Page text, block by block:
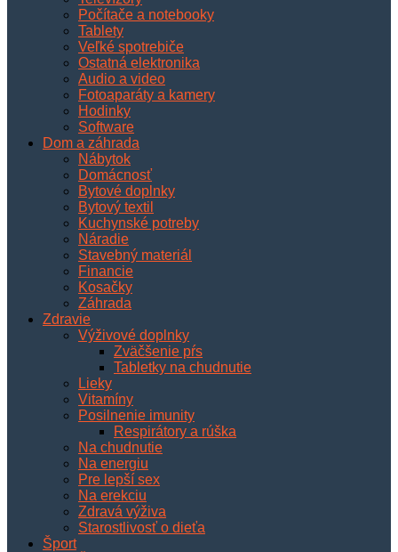
Počítače a notebooky
Tablety
Veľké spotrebiče
Ostatná elektronika
Audio a video
Fotoaparáty a kamery
Hodinky
Software
Dom a záhrada
Nábytok
Domácnosť
Bytové doplnky
Bytový textil
Kuchynské potreby
Náradie
Stavebný materiál
Financie
Kosačky
Záhrada
Zdravie
Výživové doplnky
Zväčšenie pŕs
Tabletky na chudnutie
Lieky
Vitamíny
Posilnenie imunity
Respirátory a rúška
Na chudnutie
Na energiu
Pre lepší sex
Na erekciu
Zdravá výživa
Starostlivosť o dieťa
Šport